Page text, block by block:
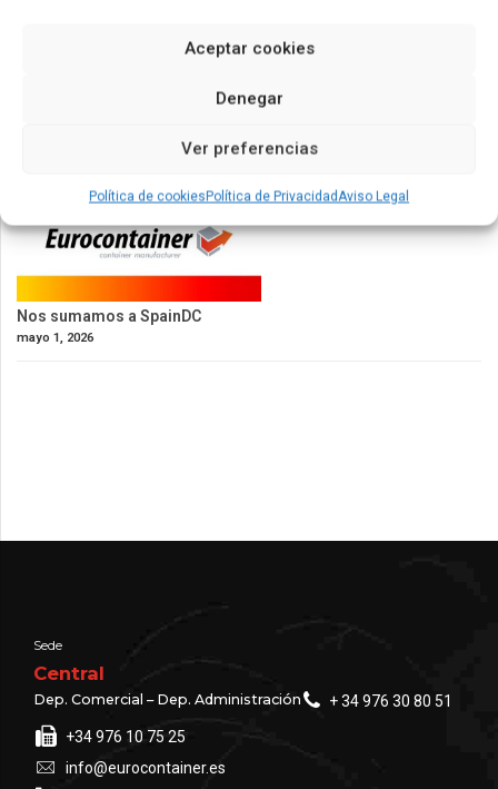
Aceptar cookies
Denegar
Ver preferencias
Política de cookiesPolítica de PrivacidadAviso Legal
Nos sumamos a SpainDC
mayo 1, 2026
Sede
Central
Dep. Comercial – Dep. Administración + 34 976 30 80 51
+34 976 10 75 25
info@eurocontainer.es